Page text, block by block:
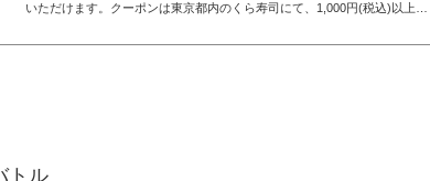
いただけます。クーポンは東京都内のくら寿司にて、1,000円(税込)以上の
トル